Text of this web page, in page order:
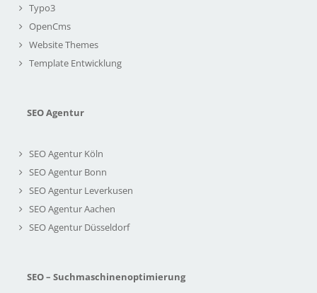
Typo3
OpenCms
Website Themes
Template Entwicklung
SEO Agentur
SEO Agentur Köln
SEO Agentur Bonn
SEO Agentur Leverkusen
SEO Agentur Aachen
SEO Agentur Düsseldorf
SEO – Suchmaschinenoptimierung